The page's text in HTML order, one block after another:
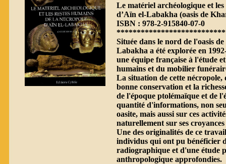
Le matériel archéologique et
d’Aïn el-Labakha (oasis de
ISBN : 978-2-915840-07-0
Située dans le nord de l'oasis
Labakha a été explorée en
une équipe française à l'étude
humains et du mobilier
La situation de cette
bonne conservation et la
de l'époque ptolémaïque et de
quantité d'informations, non
oasite, mais aussi sur ces
naturellement sur ses
Une des originalités de ce
individus qui ont pu bénéficier
radiographique et d'une étude
anthropologique approfondies.